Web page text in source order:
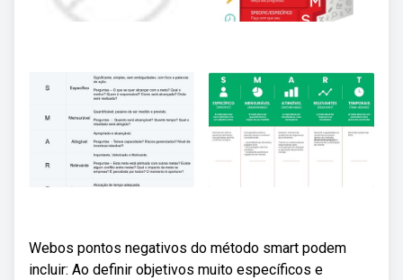
Webos pontos negativos do método smart podem
incluir: Ao definir objetivos muito específicos e